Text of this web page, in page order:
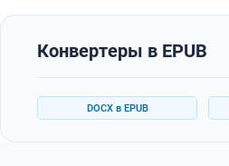
Конвертеры в EPUB
DOCX в EPUB